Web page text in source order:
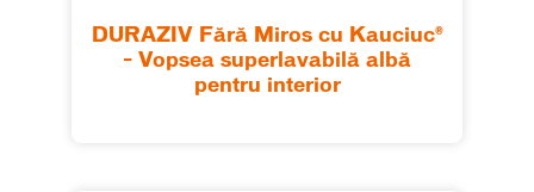
DURAZIV Fără Miros cu Kauciuc®
– Vopsea superlavabilă albă
pentru interior